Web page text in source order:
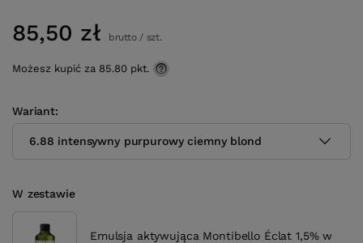
W zestawie
Emulsja aktywująca Montibello Éclat 1,5% w
Wariant
6.88 intensywny purpurowy ciemny blond
85,50 zł brutto/ szt.
Możesz kupić za 85.80 pkt.